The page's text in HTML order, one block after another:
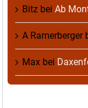
Bitz bei Ab
A Ramerberger
Max bei